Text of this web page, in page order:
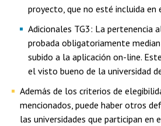
proyecto, que no esté incluida en
Adicionales TG3: La pertenencia
probada obligatoriamente
subido a la aplicación on-line.
el visto bueno de la universidad
Además de los criterios de
mencionados, puede haber otros
las universidades que participan en